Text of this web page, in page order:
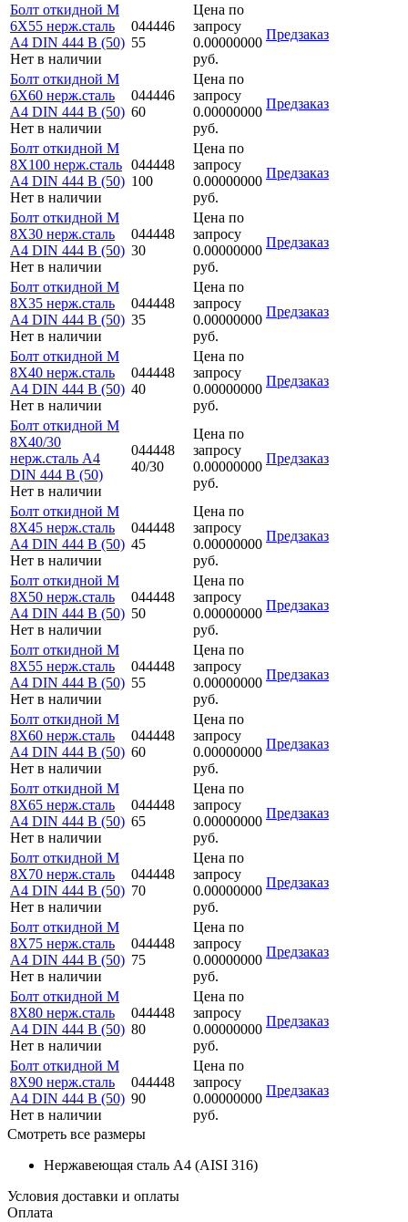
Болт откидной M
6Х55 нерж.сталь
A4 DIN 444 B (50)
Нет в наличии
044446
55
Цена по
запросу
0.00000000
руб.
Предзаказ
Болт откидной M
6Х60 нерж.сталь
A4 DIN 444 B (50)
Нет в наличии
044446
60
Цена по
запросу
0.00000000
руб.
Предзаказ
Болт откидной M
8Х100 нерж.сталь
A4 DIN 444 B (50)
Нет в наличии
044448
100
Цена по
запросу
0.00000000
руб.
Предзаказ
Болт откидной M
8Х30 нерж.сталь
A4 DIN 444 B (50)
Нет в наличии
044448
30
Цена по
запросу
0.00000000
руб.
Предзаказ
Болт откидной M
8Х35 нерж.сталь
A4 DIN 444 B (50)
Нет в наличии
044448
35
Цена по
запросу
0.00000000
руб.
Предзаказ
Болт откидной M
8Х40 нерж.сталь
A4 DIN 444 B (50)
Нет в наличии
044448
40
Цена по
запросу
0.00000000
руб.
Предзаказ
Болт откидной M
8Х40/30
нерж.сталь A4
DIN 444 B (50)
Нет в наличии
044448
40/30
Цена по
запросу
0.00000000
руб.
Предзаказ
Болт откидной M
8Х45 нерж.сталь
A4 DIN 444 B (50)
Нет в наличии
044448
45
Цена по
запросу
0.00000000
руб.
Предзаказ
Болт откидной M
8Х50 нерж.сталь
A4 DIN 444 B (50)
Нет в наличии
044448
50
Цена по
запросу
0.00000000
руб.
Предзаказ
Болт откидной M
8Х55 нерж.сталь
A4 DIN 444 B (50)
Нет в наличии
044448
55
Цена по
запросу
0.00000000
руб.
Предзаказ
Болт откидной M
8Х60 нерж.сталь
A4 DIN 444 B (50)
Нет в наличии
044448
60
Цена по
запросу
0.00000000
руб.
Предзаказ
Болт откидной M
8Х65 нерж.сталь
A4 DIN 444 B (50)
Нет в наличии
044448
65
Цена по
запросу
0.00000000
руб.
Предзаказ
Болт откидной M
8Х70 нерж.сталь
A4 DIN 444 B (50)
Нет в наличии
044448
70
Цена по
запросу
0.00000000
руб.
Предзаказ
Болт откидной M
8Х75 нерж.сталь
A4 DIN 444 B (50)
Нет в наличии
044448
75
Цена по
запросу
0.00000000
руб.
Предзаказ
Болт откидной M
8Х80 нерж.сталь
A4 DIN 444 B (50)
Нет в наличии
044448
80
Цена по
запросу
0.00000000
руб.
Предзаказ
Болт откидной M
8Х90 нерж.сталь
A4 DIN 444 B (50)
Нет в наличии
044448
90
Цена по
запросу
0.00000000
руб.
Предзаказ
Смотреть все размеры
Нержавеющая сталь A4 (AISI 316)
Условия доставки и оплаты
Оплата